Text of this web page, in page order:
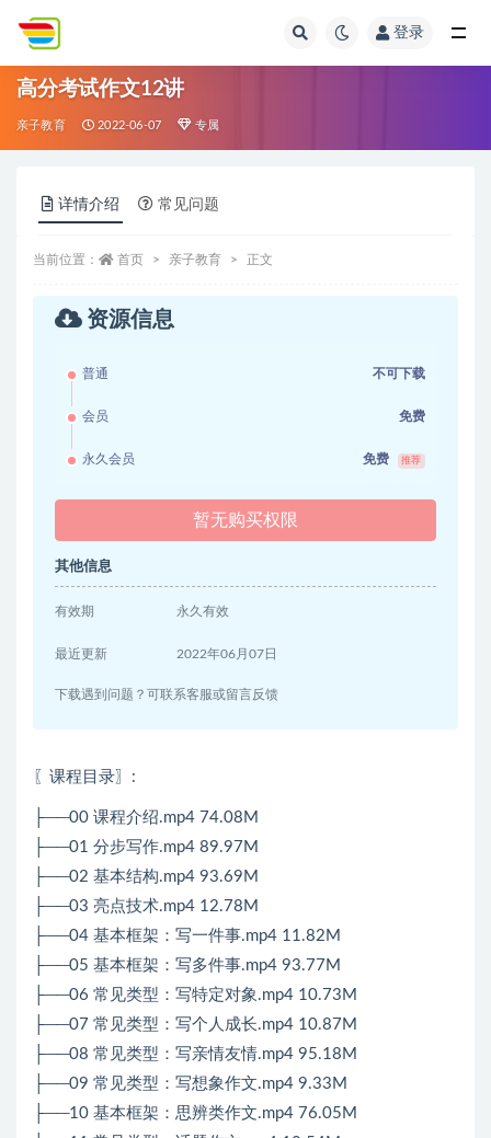
登录
高分考试作文12讲
亲子教育 2022-06-07 专属
详情介绍 常见问题
当前位置： 首页 亲子教育 正文
资源信息
普通 不可下载
会员 免费
永久会员 免费 推荐
暂无购买权限
其他信息
有效期 永久有效
最近更新 2022年06月07日
下载遇到问题？可联系客服或留言反馈
〖课程目录〗 :
├──00 课程介绍.mp4 74.08M
├──01 分步写作.mp4 89.97M
├──02 基本结构.mp4 93.69M
├──03 亮点技术.mp4 12.78M
├──04 基本框架：写一件事.mp4 11.82M
├──05 基本框架：写多件事.mp4 93.77M
├──06 常见类型：写特定对象.mp4 10.73M
├──07 常见类型：写个人成长.mp4 10.87M
├──08 常见类型：写亲情友情.mp4 95.18M
├──09 常见类型：写想象作文.mp4 9.33M
├──10 基本框架：思辨类作文.mp4 76.05M